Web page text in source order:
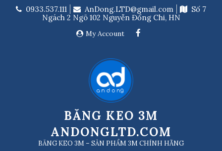
0933.537.111 AnDong.LTD@gmail.com
Số 7
Ngách 2 Ngõ 102 Nguyễn Đổng Chi, HN
My Account
BĂNG KEO 3M
ANDONGLTD.COM
BĂNG KEO 3M – SẢN PHẨM 3M CHÍNH HÃNG